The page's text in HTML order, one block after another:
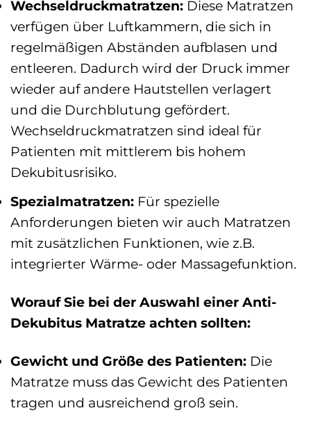
Wechseldruckmatratzen: Diese Matratzen
verfügen über Luftkammern, die sich in
regelmäßigen Abständen aufblasen und
entleeren. Dadurch wird der Druck immer
wieder auf andere Hautstellen verlagert
und die Durchblutung gefördert.
Wechseldruckmatratzen sind ideal für
Patienten mit mittlerem bis hohem
Dekubitusrisiko.
Spezialmatratzen: Für spezielle
Anforderungen bieten wir auch Matratzen
mit zusätzlichen Funktionen, wie z.B.
integrierter Wärme- oder Massagefunktion.
Worauf Sie bei der Auswahl einer Anti-
Dekubitus Matratze achten sollten:
Gewicht und Größe des Patienten: Die
Matratze muss das Gewicht des Patienten
tragen und ausreichend groß sein.